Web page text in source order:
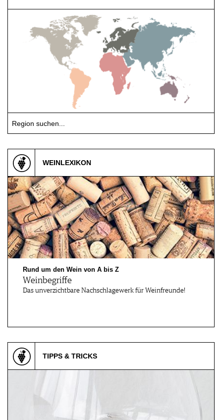
Region suchen...
WEINLEXIKON
Rund um den Wein von A bis Z
Weinbegriffe
Das unverzichtbare Nachschlagewerk für Weinfreunde!
TIPPS & TRICKS